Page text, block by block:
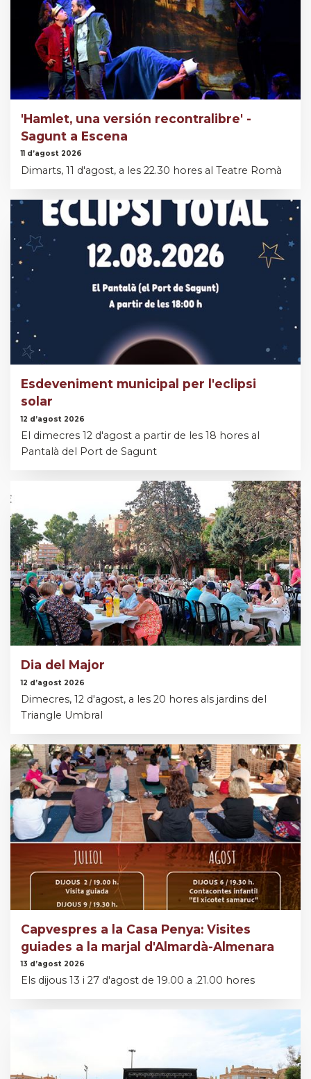
'Hamlet, una versión recontralibre' -
Sagunt a Escena
11 d’agost 2026
Dimarts, 11 d'agost, a les 22.30 hores al Teatre Romà
Esdeveniment municipal per l'eclipsi
solar
12 d’agost 2026
El dimecres 12 d'agost a partir de les 18 hores al
Pantalà del Port de Sagunt
Dia del Major
12 d’agost 2026
Dimecres, 12 d'agost, a les 20 hores als jardins del
Triangle Umbral
Capvespres a la Casa Penya: Visites
guiades a la marjal d'Almardà-Almenara
13 d’agost 2026
Els dijous 13 i 27 d'agost de 19.00 a .21.00 hores